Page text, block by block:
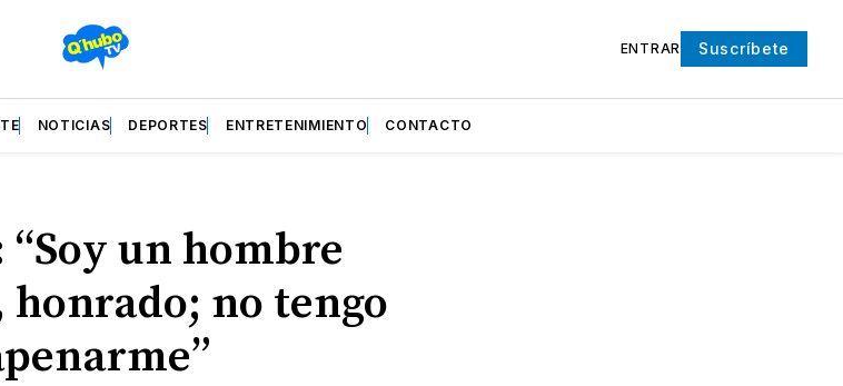
ENTRAR Suscríbete
NOTICIAS DEPORTES ENTRETENIMIENTO CONTACTO
un hombre
no tengo